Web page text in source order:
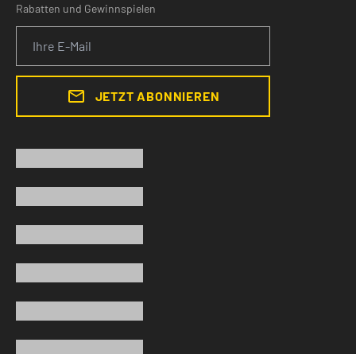
Rabatten und Gewinnspielen
JETZT ABONNIEREN